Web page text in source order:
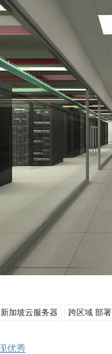
新加坡云服务器 跨区域 部署
优秀